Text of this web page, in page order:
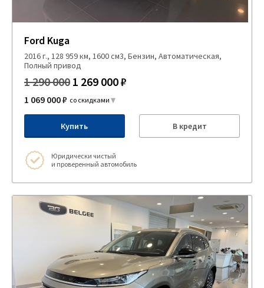
Ford Kuga
2016 г., 128 959 км, 1600 см3, Бензин, Автоматическая,
Полный привод
1 290 000 1 269 000 ₽
1 069 000 ₽ со скидками
Купить В кредит
Юридически чистый
и проверенный автомобиль